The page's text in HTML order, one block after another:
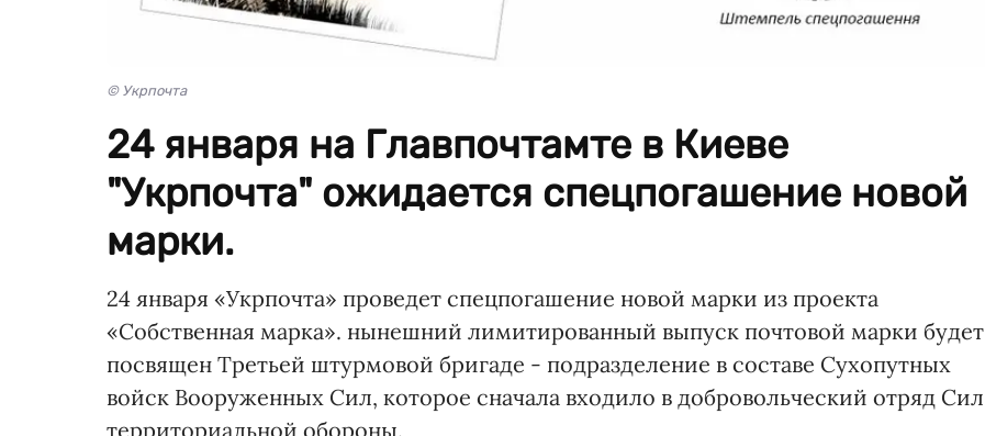
© Укрпочта
24 января на Главпочтамте в Киеве
"Укрпочта" ожидается спецпогашение новой
марки.
24 января «Укрпочта» проведет спецпогашение новой марки из проекта
«Собственная марка». нынешний лимитированный выпуск почтовой марки будет
посвящен Третьей штурмовой бригаде - подразделение в составе Сухопутных
войск Вооруженных Сил, которое сначала входило в добровольческий отряд Сил
территориальной обороны.